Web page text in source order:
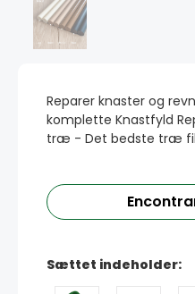
Reparer knaster og
komplette Knastfyld
træ - Det bedste træ
Sættet indeholder: